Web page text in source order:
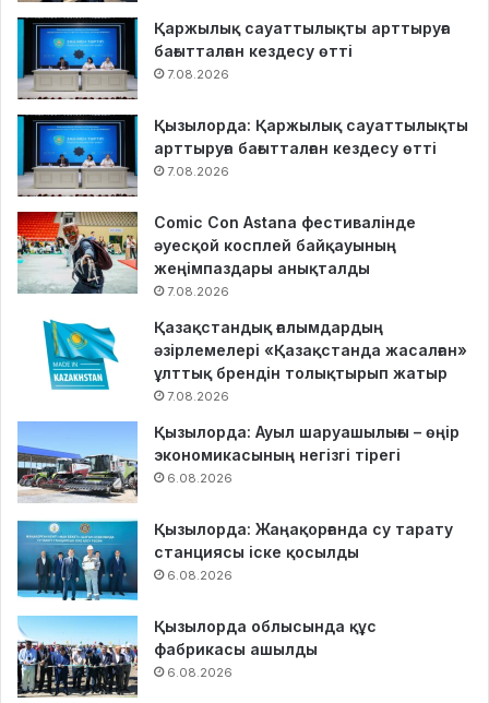
Қаржылық сауаттылықты арттыруға
бағытталған кездесу өтті
7.08.2026
Қызылорда: Қаржылық сауаттылықты
арттыруға бағытталған кездесу өтті
7.08.2026
Comic Con Astana фестивалінде
әуесқой косплей байқауының
жеңімпаздары анықталды
7.08.2026
Қазақстандық ғалымдардың
әзірлемелері «Қазақстанда жасалған»
ұлттық брендін толықтырып жатыр
7.08.2026
Қызылорда: Ауыл шаруашылығы – өңір
экономикасының негізгі тірегі
6.08.2026
Қызылорда: Жаңақорғанда су тарату
станциясы іске қосылды
6.08.2026
Қызылорда облысында құс
фабрикасы ашылды
6.08.2026